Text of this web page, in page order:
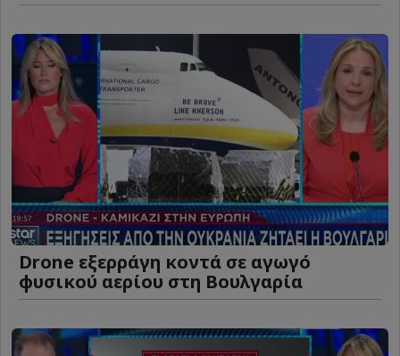
Drone εξερράγη κοντά σε αγωγό
φυσικού αερίου στη Βουλγαρία